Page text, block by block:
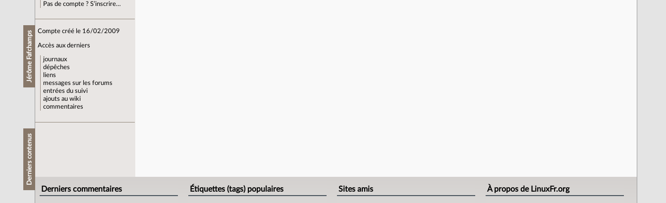
Pas de compte ? S’inscrire…
Jérôme Fafchamps Compte créé le 16/02/2009
Accès aux derniers
journaux
dépêches
liens
messages sur les forums
entrées du suivi
ajouts au wiki
commentaires
Derniers contenus
Derniers commentaires Étiquettes (tags) populaires Sites amis À propos de LinuxFr.org